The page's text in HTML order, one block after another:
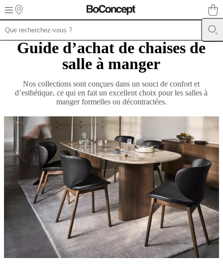
Skip to main content
MeublesCanapés Chaises
RangementsLits Meubles
LuminairesTapisAccessoiresSALECollections
canapésCollections
Collections
de
chaises
fauteuilsCollections
de
fauteuils
Beds
collections
Collections
rangementsCollections
d’accessoiresCollection
cuir
Mobiliers
PiècesSéjoursSalles
manger
ChambresAménagements
extérieursPetits
Guide d’achat de chaises de
salle à manger
Nos collections sont conçues dans un souci de confort et
d’esthétique, ce qui en fait un excellent choix pour les salles à
manger formelles ou décontractées.